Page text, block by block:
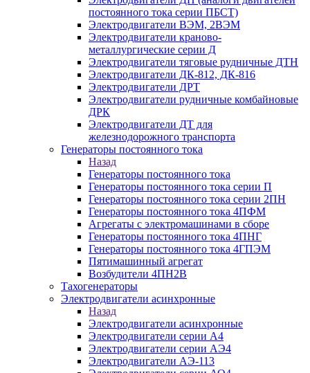
постоянного тока серии ПБСТ)
Электродвигатели ВЭМ, 2ВЭМ
Электродвигатели краново-
металлургические серии Д
Электродвигатели тяговые рудничные ДТН
Электродвигатели ДК-812, ДК-816
Электродвигатели ДРТ
Электродвигатели рудничные комбайновые
ДРК
Электродвигатели ДТ для
железнодорожного транспорта
Генераторы постоянного тока
Назад
Генераторы постоянного тока
Генераторы постоянного тока серии П
Генераторы постоянного тока серии 2ПН
Генераторы постоянного тока 4ПФМ
Агрегаты с электромашинами в сборе
Генераторы постоянного тока 4ПНГ
Генераторы постоянного тока 4ГПЭМ
Пятимашинный агрегат
Возбудители 4ПН2В
Тахогенераторы
Электродвигатели асинхронные
Назад
Электродвигатели асинхронные
Электродвигатели серии А4
Электродвигатели серии АЭ4
Электродвигатели АЭ-113